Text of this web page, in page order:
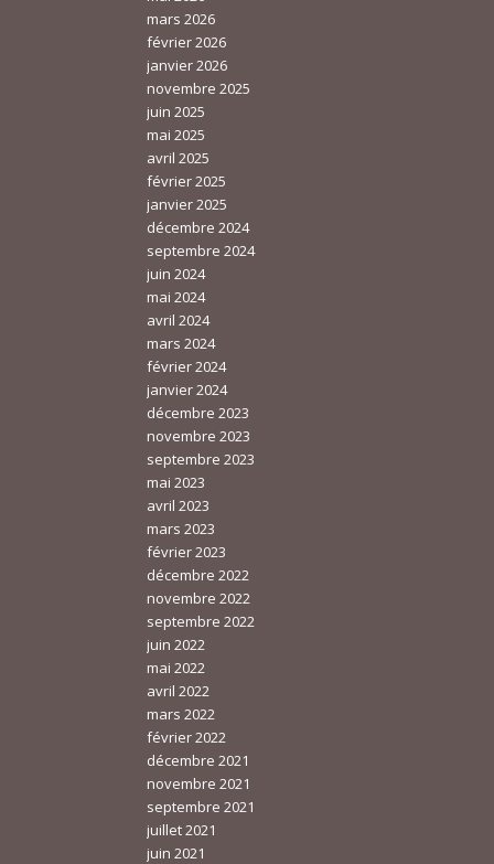
mars 2026
février 2026
janvier 2026
novembre 2025
juin 2025
mai 2025
avril 2025
février 2025
janvier 2025
décembre 2024
septembre 2024
juin 2024
mai 2024
avril 2024
mars 2024
février 2024
janvier 2024
décembre 2023
novembre 2023
septembre 2023
mai 2023
avril 2023
mars 2023
février 2023
décembre 2022
novembre 2022
septembre 2022
juin 2022
mai 2022
avril 2022
mars 2022
février 2022
décembre 2021
novembre 2021
septembre 2021
juillet 2021
juin 2021